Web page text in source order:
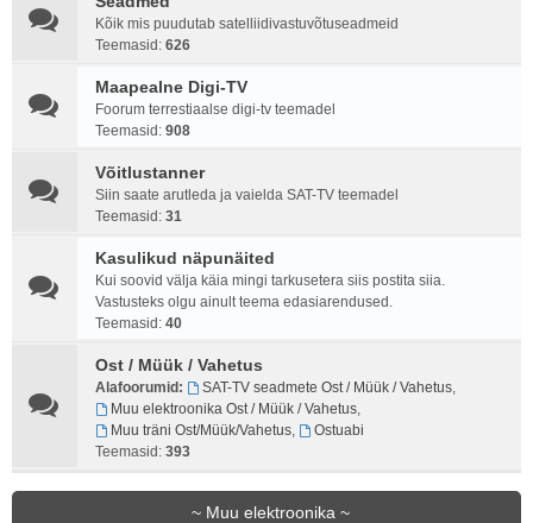
Kõik mis puudutab satelliidivastuvõtuseadmeid
Teemasid: 626
Maapealne Digi-TV
Foorum terrestiaalse digi-tv teemadel
Teemasid: 908
Võitlustanner
Siin saate arutleda ja vaielda SAT-TV teemadel
Teemasid: 31
Kasulikud näpunäited
Kui soovid välja käia mingi tarkusetera siis postita siia.
Vastusteks olgu ainult teema edasiarendused.
Teemasid: 40
Ost / Müük / Vahetus
Alafoorumid: SAT-TV seadmete Ost / Müük / Vahetus,
Muu elektroonika Ost / Müük / Vahetus,
Muu träni Ost/Müük/Vahetus,
Ostuabi
Teemasid: 393
~ Muu elektroonika ~